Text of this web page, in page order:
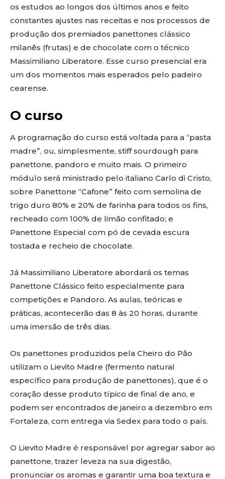
os estudos ao longos dos últimos anos e feito
constantes ajustes nas receitas e nos processos de
produção dos premiados panettones clássico
milanês (frutas) e de chocolate com o técnico
Massimiliano Liberatore. Esse curso presencial era
um dos momentos mais esperados pelo padeiro
cearense.
O curso
A programação do curso está voltada para a “pasta
madre”, ou, simplesmente, stiff sourdough para
panettone, pandoro e muito mais. O primeiro
módulo será ministrado pelo italiano Carlo di Cristo,
sobre Panettone “Cafone” feito com semolina de
trigo duro 80% e 20% de farinha para todos os fins,
recheado com 100% de limão confitado; e
Panettone Especial com pó de cevada escura
tostada e recheio de chocolate.
Já Massimiliano Liberatore abordará os temas
Panettone Clássico feito especialmente para
competições e Pandoro. As aulas, teóricas e
práticas, acontecerão das 8 às 20 horas, durante
uma imersão de três dias.
Os panettones produzidos pela Cheiro do Pão
utilizam o Lievito Madre (fermento natural
específico para produção de panettones), que é o
coração desse produto típico de final de ano, e
podem ser encontrados de janeiro a dezembro em
Fortaleza, com entrega via Sedex para todo o país.
O Lievito Madre é responsável por agregar sabor ao
panettone, trazer leveza na sua digestão,
pronunciar os aromas e garantir uma boa textura e